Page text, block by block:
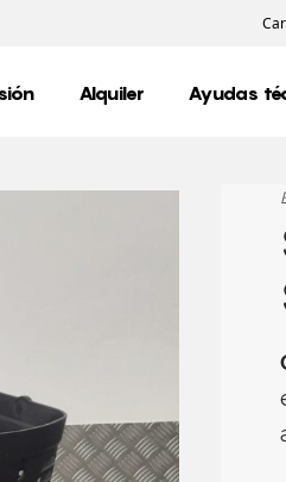
Alquiler Ayudas